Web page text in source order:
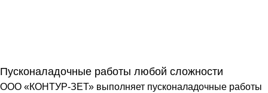
Пусконаладочные работы любой сложности
ООО «КОНТУР-ЗЕТ» выполняет пусконаладочные работы